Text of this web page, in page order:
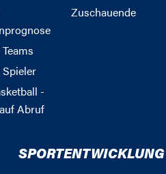
Spieler
-
Abruf
Zuschauende
SPORTENTWICKLUNG